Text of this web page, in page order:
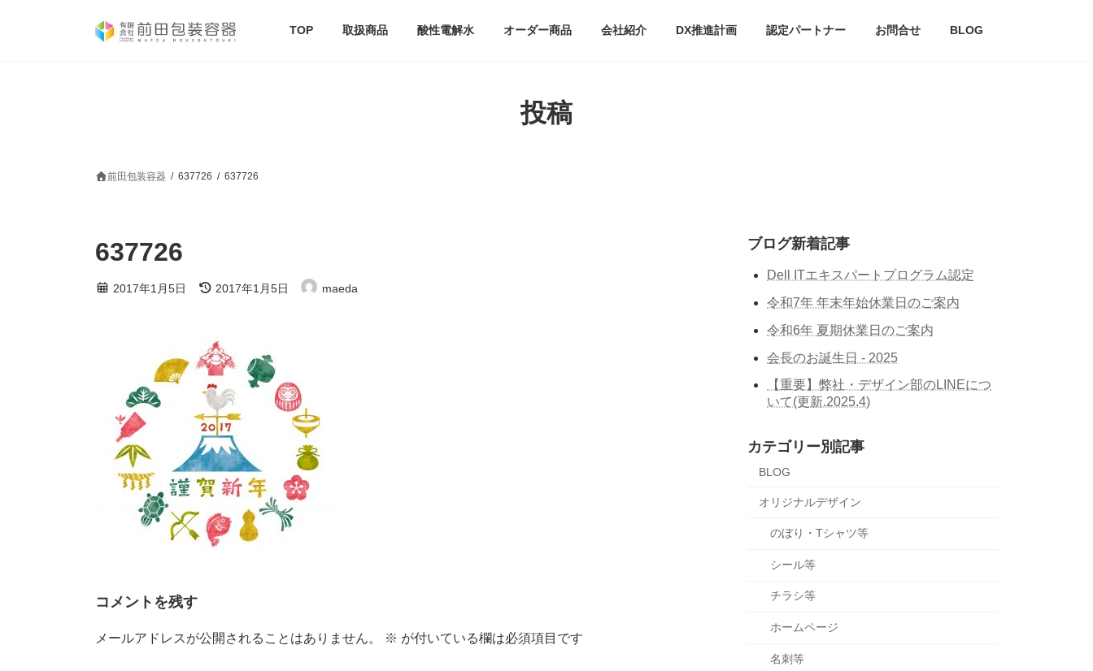
TOP 取扱商品 酸性電解水 オーダー商品 会社紹介 DX推進計画 認定パートナー お問合せ BLOG
投稿
前田包装容器 637726 637726
637726
2017年1月5日
最
終
日
時
:
2017年1月5日 maeda
コメントを残す
メールアドレスが公開されることはありません。 ※ が付いている欄は必須項目です
ブログ新着記事
Dell ITエキスパートプログラム認定
令和7年 年末年始休業日のご案内
令和6年 夏期休業日のご案内
会長のお誕生日 - 2025
【重要】弊社・デザイン部のLINEにつ
いて(更新.2025.4)
カテゴリー別記事
BLOG
オリジナルデザイン
のぼり・Tシャツ等
シール等
チラシ等
ホームページ
名刺等